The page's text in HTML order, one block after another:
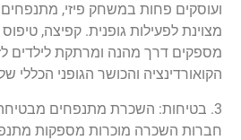
ועוסקים פחות במשחק פיזי,
מצוינת לפעילות גופנית. קפיצה,
מספקים דרך מהנה ומרתקת לילדים
הקואורדינציה והכושר הגופני הכללי
3. בטיחות: השכרת מתנפחים
חברות השכרה מוכרות מספקות